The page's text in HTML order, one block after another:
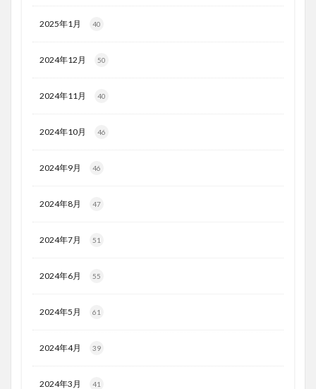
2025年1月 40
2024年12月 50
2024年11月 40
2024年10月 46
2024年9月 46
2024年8月 47
2024年7月 51
2024年6月 55
2024年5月 61
2024年4月 39
2024年3月 41